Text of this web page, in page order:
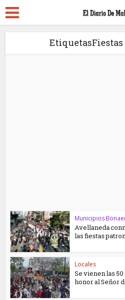
Municipios
Avellaneda
las fiestas
Locales
Se vienen las
honor al Señor